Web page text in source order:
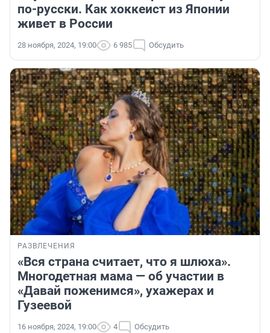
по-русски. Как хоккеист из Японии
живет в России
28 ноября, 2024, 19:00 6 985 Обсудить
РАЗВЛЕЧЕНИЯ
«Вся страна считает, что я шлюха».
Многодетная мама — об участии в
«Давай поженимся», ухажерах и
Гузеевой
16 ноября, 2024, 19:00 4 Обсудить